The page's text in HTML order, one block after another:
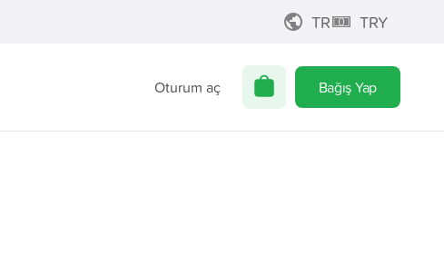
TR TRY
Oturum aç Bağış Yap